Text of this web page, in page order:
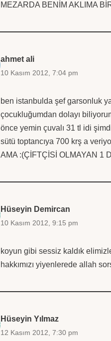
MEZARDA BENİM AKLIMA
ahmet ali
10 Kasım 2012, 7:04 pm
ben istanbulda şef garsonluk
çocukluğumdan dolayı
önce yemin çuvalı 31 tl idi
sütü toptancıya 700 krş a
AMA :(ÇİFTÇİSİ OLMAYAN 1
Hüseyin Demircan
10 Kasım 2012, 9:15 pm
koyun gibi sessiz kaldık
hakkımızı yiyenlerede allah
Hüseyin Yılmaz
12 Kasım 2012, 7:30 pm